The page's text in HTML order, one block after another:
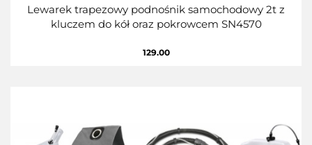
Lewarek trapezowy podnośnik samochodowy 2t z
kluczem do kół oraz pokrowcem SN4570
129.00